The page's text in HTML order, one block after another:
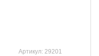
Артикул: 29201